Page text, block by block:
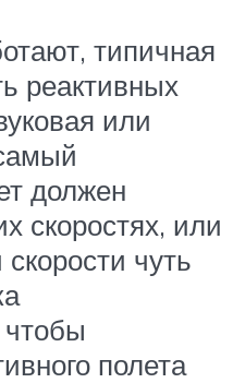
типичная
реактивных
или
должен
скоростях, или
чуть
чтобы
полета